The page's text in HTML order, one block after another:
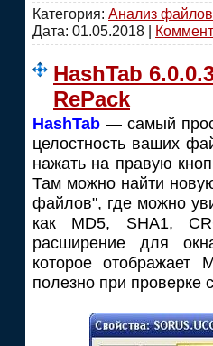
Категория: Анализ файлов
Дата: 01.05.2018 |
HashTab
RePack
HashTab — самый
целостность ваших
нажать на правую
Там можно найти
файлов", где можно
как MD5, SHA1,
расширение для
которое
полезно при проверке